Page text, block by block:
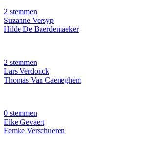
2 stemmen
Suzanne Versyp
Hilde De Baerdemaeker
2 stemmen
Lars Verdonck
Thomas Van Caeneghem
0 stemmen
Elke Gevaert
Femke Verschueren